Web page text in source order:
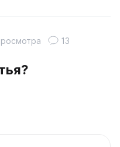
13